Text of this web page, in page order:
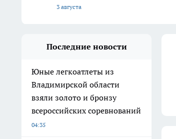
3 августа
Последние новости
Юные легкоатлеты из
Владимирской области
взяли золото и бронзу
всероссийских соревнований
04:35